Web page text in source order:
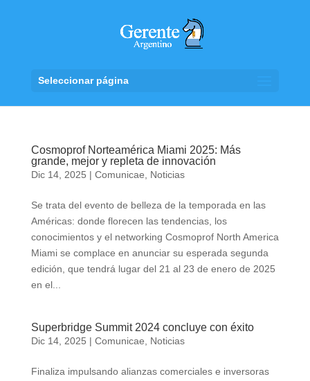
Seleccionar página
Cosmoprof Norteamérica Miami 2025: Más
grande, mejor y repleta de innovación
Dic 14, 2025 | Comunicae Noticias
Se trata del evento de belleza de la temporada en las
Américas: donde florecen las tendencias, los
conocimientos y el networking Cosmoprof North America
Miami se complace en anunciar su esperada segunda
edición, que tendrá lugar del 21 al 23 de enero de 2025
en el...
Superbridge Summit 2024 concluye con éxito
Dic 14, 2025 | Comunicae Noticias
Finaliza impulsando alianzas comerciales e inversoras